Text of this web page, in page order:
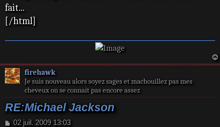
g
e
fait...
[/html]
firehawk
Je suis nouveau alors soyez sages et machouillez pas mes
cheveux on se connait pas encore assez
RE:Michael Jackson
M
02 juil. 2009 13:03